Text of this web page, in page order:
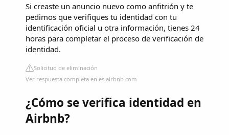
Si creaste un anuncio nuevo como anfitrión y te
pedimos que verifiques tu identidad con tu
identificación oficial u otra información, tienes 24
horas para completar el proceso de verificación de
identidad.
Solicitud de eliminación
Ver respuesta completa en es.airbnb.com
¿Cómo se verifica identidad en
Airbnb?